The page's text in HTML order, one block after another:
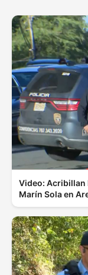
Video: Acribillan
Marín Sola en